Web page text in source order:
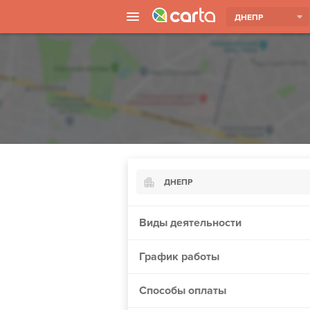
ДНЕПР
ДНЕПР
Борисполь
Виды деятельности
График работы
Способы оплаты